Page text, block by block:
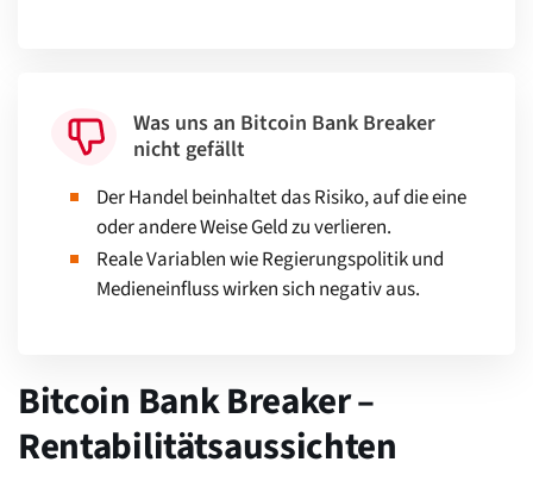
Was uns an Bitcoin Bank Breaker
nicht gefällt
Der Handel beinhaltet das Risiko, auf die eine
oder andere Weise Geld zu verlieren.
Reale Variablen wie Regierungspolitik und
Medieneinfluss wirken sich negativ aus.
Bitcoin Bank Breaker –
Rentabilitätsaussichten